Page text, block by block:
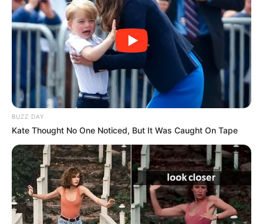
BUZZ DAY
Kate Thought No One Noticed, But It Was Caught On Tape